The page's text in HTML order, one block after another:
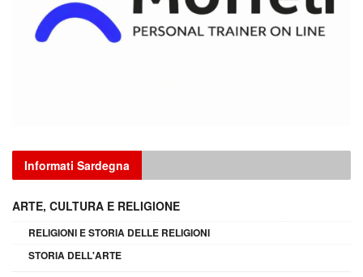
Informati Sardegna
ARTE, CULTURA E RELIGIONE
RELIGIONI E STORIA DELLE RELIGIONI
STORIA DELL'ARTE